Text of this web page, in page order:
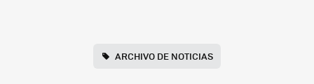
ARCHIVO DE NOTICIAS